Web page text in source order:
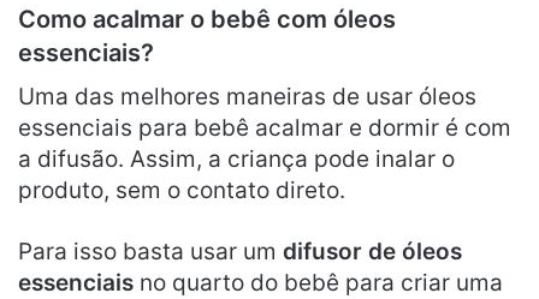
Como acalmar o bebê com óleos
essenciais?
Uma das melhores maneiras de usar óleos
essenciais para bebê acalmar e dormir é com
a difusão. Assim, a criança pode inalar o
produto, sem o contato direto.
Para isso basta usar um difusor de óleos
essenciais no quarto do bebê para criar uma